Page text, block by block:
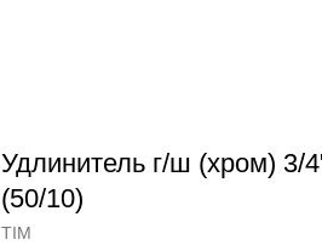
Удлинитель г/ш (хром) 3/
(50/10)
TIM